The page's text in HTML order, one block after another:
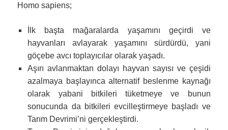
Homo sapiens;
İlk başta mağaralarda yaşamını geçirdi ve
hayvanları avlayarak yaşamını sürdürdü, yani
göçebe avcı toplayıcılar olarak yaşadı.
Aşırı avlanmaktan dolayı hayvan sayısı ve çeşidi
azalmaya başlayınca alternatif beslenme kaynağı
olarak yabani bitkileri tüketmeye ve bunun
sonucunda da bitkileri evcilleştirmeye başladı ve
Tarım Devrimi’ni gerçekleştirdi.